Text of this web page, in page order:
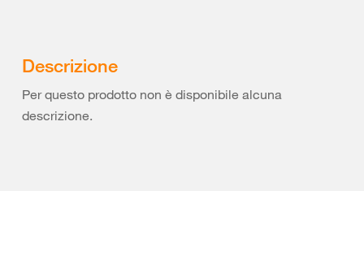
Descrizione
Per questo prodotto non è disponibile alcuna
descrizione.